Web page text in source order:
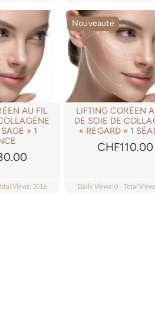
AU FIL
» 1
Views: 3516
Nouveauté
LIFTING CORÉEN
DE SOIE DE
« REGARD » 1
CHF110.00
Daily Views: 0 Total